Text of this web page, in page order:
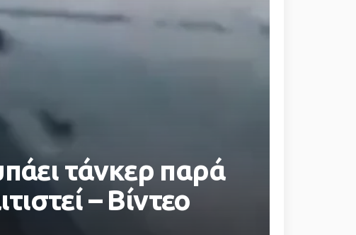
τάνκερ παρά
– Βίντεο